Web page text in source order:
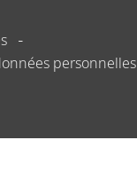
personnelles